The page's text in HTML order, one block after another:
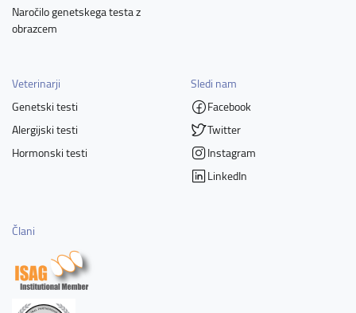
Naročilo genetskega testa z
obrazcem
Veterinarji
Genetski testi
Alergijski testi
Hormonski testi
Sledi nam
Facebook
Twitter
Instagram
LinkedIn
Člani